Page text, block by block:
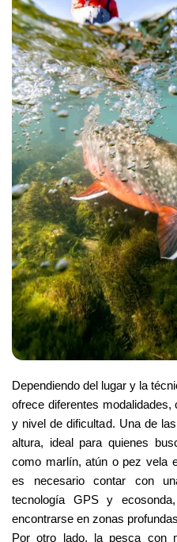
Dependiendo del lugar y la
ofrece diferentes
y nivel de dificultad. Una de
altura, ideal para quienes
como marlín, atún o pez vela
es necesario contar con
tecnología GPS y
encontrarse en zonas
Por otro lado, la pesca con